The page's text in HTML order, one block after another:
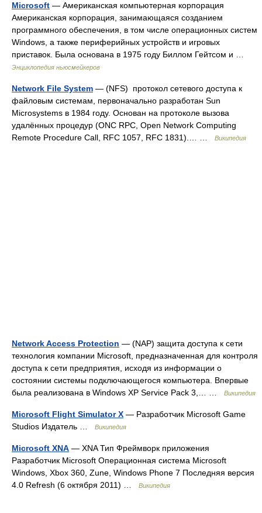
Microsoft — Американская компьютерная корпорация
Американская корпорация, занимающаяся созданием
программного обеспечения, в том числе операционных систем
Windows, а также периферийных устройств и игровых
приставок. Была основана в 1975 году Биллом Гейтсом и …
Энциклопедия ньюсмейкеров
Network File System — (NFS) протокол сетевого доступа к
файловым системам, первоначально разработан Sun
Microsystems в 1984 году. Основан на протоколе вызова
удалённых процедур (ONC RPC, Open Network Computing
Remote Procedure Call, RFC 1057, RFC 1831).… …
Википедия
Network Access Protection — (NAP) защита доступа к сети
технология компании Microsoft, предназначенная для контроля
доступа к сети предприятия, исходя из информации о
состоянии системы подключающегося компьютера. Впервые
была реализована в Windows XP Service Pack 3,… …
Википедия
Microsoft Flight Simulator X — Разработчик Microsoft Game
Studios Издатель …
Википедия
Microsoft XNA — XNA Тип Фреймворк приложения
Разработчик Microsoft Операционная система Microsoft
Windows, Xbox 360, Zune, Windows Phone 7 Последняя версия
4.0 Refresh (6 октября 2011) …
Википедия